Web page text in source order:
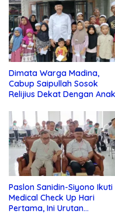
Dimata Warga Madina,
Cabup Saipullah Sosok
Relijius Dekat Dengan Anak
Paslon Sanidin-Siyono Ikuti
Medical Check Up Hari
Pertama, Ini Urutan